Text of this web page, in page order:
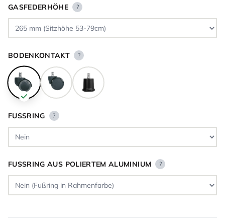
GASFEDERHÖHE ?
BODENKONTAKT ?
FUSSRING ?
FUSSRING AUS POLIERTEM ALUMINIUM ?